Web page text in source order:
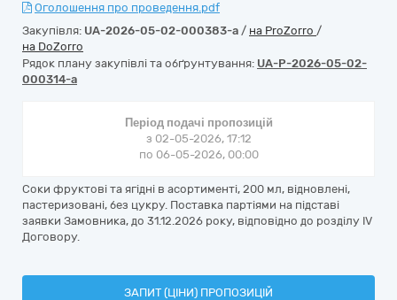
Оголошення про проведення.pdf
Закупівля: UA-2026-05-02-000383-a / на ProZorro /
на DoZorro
Рядок плану закупівлі та обґрунтування: UA-P-2026-05-02-
000314-a
Період подачі пропозицій
з 02-05-2026, 17:12
по 06-05-2026, 00:00
Соки фруктові та ягідні в асортименті, 200 мл, відновлені,
пастеризовані, без цукру. Поставка партіями на підставі
заявки Замовника, до 31.12.2026 року, відповідно до розділу IV
Договору.
ЗАПИТ (ЦІНИ) ПРОПОЗИЦІЙ